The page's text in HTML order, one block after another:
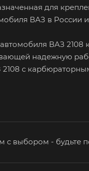
для
ВАЗ в России
ВАЗ
надежную
с
с выбором -